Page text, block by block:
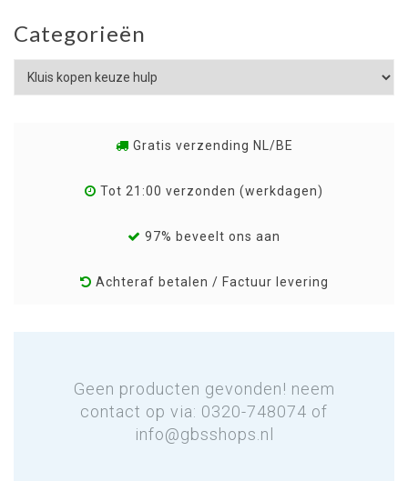
Categorieën
Gratis verzending NL/BE
Tot 21:00 verzonden (werkdagen)
97% beveelt ons aan
Achteraf betalen / Factuur levering
Geen producten gevonden! neem
contact op via: 0320-748074 of
info@gbsshops.nl